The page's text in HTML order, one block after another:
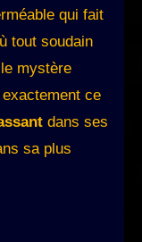
qui fait
tout soudain
mystère
ce
dans ses
sa plus